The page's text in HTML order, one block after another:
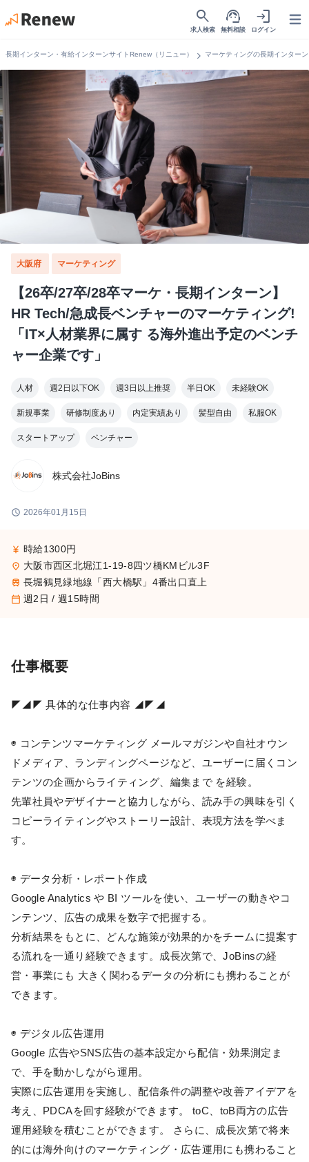
search
求人検索
support_agent
無料相談
login
ログイン
長期インターン・有給インターンサイトRenew（リニュー） chevron_right マーケティングの長期インター
大阪府 マーケティング
【26卒/27卒/28卒マーケ・長期インターン】
HR Tech/急成長ベンチャーのマーケティング!
「IT×人材業界に属す る海外進出予定のベンチ
ャー企業です」
人材 週2日以下OK 週3日以上推奨 半日OK 未経験OK
新規事業 研修制度あり 内定実績あり 髪型自由 私服OK
スタートアップ ベンチャー
株式会社JoBins
schedule 2026年01月15日
currency_yen 時給1300円
place 大阪市西区北堀江1-19-8四ツ橋KMビル3F
train 長堀鶴見緑地線「西大橋駅」4番出口直上
calendar_today 週2日 / 週15時間
仕事概要
◤◢◤ 具体的な仕事内容 ◢◤◢
◉ コンテンツマーケティング メールマガジンや自社オウン
ドメディア、ランディングページなど、ユーザーに届くコン
テンツの企画からライティング、編集まで を経験。
先輩社員やデザイナーと協力しながら、読み手の興味を引く
コピーライティングやストーリー設計、表現方法を学べま
す。
◉ データ分析・レポート作成
Google Analytics や BI ツールを使い、ユーザーの動きやコ
ンテンツ、広告の成果を数字で把握する。
分析結果をもとに、どんな施策が効果的かをチームに提案す
る流れを一通り経験できます。成長次第で、JoBinsの経
営・事業にも 大きく関わるデータの分析にも携わることが
できます。
◉ デジタル広告運用
Google 広告やSNS広告の基本設定から配信・効果測定ま
で、手を動かしながら運用。
実際に広告運用を実施し、配信条件の調整や改善アイデアを
考え、PDCAを回す経験ができます。 toC、toB両方の広告
運用経験を積むことができます。 さらに、成長次第で将来
的には海外向けのマーケティング・広告運用にも携わること